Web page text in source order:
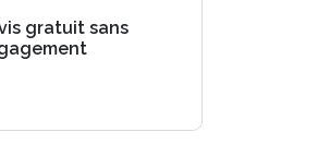
gratuit sans